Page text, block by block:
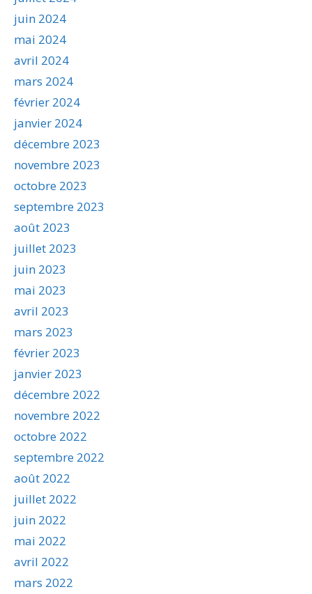
juin 2024
mai 2024
avril 2024
mars 2024
février 2024
janvier 2024
décembre 2023
novembre 2023
octobre 2023
septembre 2023
août 2023
juillet 2023
juin 2023
mai 2023
avril 2023
mars 2023
février 2023
janvier 2023
décembre 2022
novembre 2022
octobre 2022
septembre 2022
août 2022
juillet 2022
juin 2022
mai 2022
avril 2022
mars 2022